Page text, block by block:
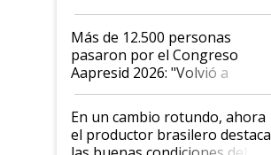
impresionó mucho"
Más de 12.500 personas
pasaron por el Congreso
Aapresid 2026: "Volvió a
demostrar que hablar del
suelo es hablar de todo el
sistema productivo"
En un cambio rotundo, ahora
el productor brasilero destaca